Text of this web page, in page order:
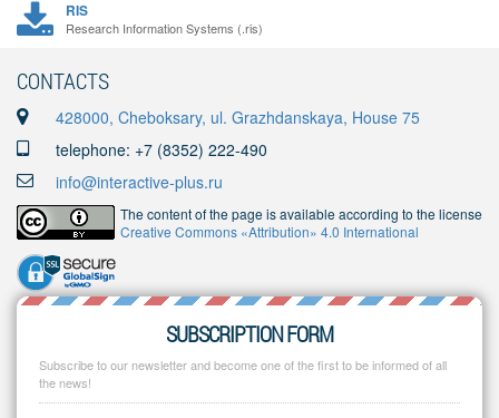
RIS
Research Information Systems (.ris)
CONTACTS
428000, Cheboksary, ul. Grazhdanskaya, House 75
telephone: +7 (8352) 222-490
info@interactive-plus.ru
The content of the page is available according to the license
Creative Commons «Attribution» 4.0 International
SUBSCRIPTION FORM
Subscribe to our newsletter and become one of the first to be informed of all
the news!